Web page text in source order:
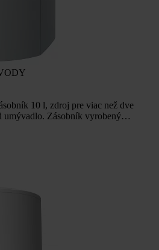
10 l, zdroj pre viac než dve
umývadlo. Zásobník vyrobený…